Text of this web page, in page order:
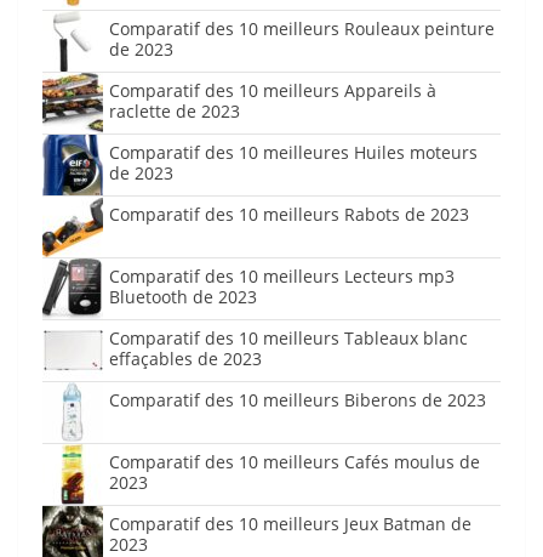
Comparatif des 10 meilleurs Rouleaux peinture
de 2023
Comparatif des 10 meilleurs Appareils à
raclette de 2023
Comparatif des 10 meilleures Huiles moteurs
de 2023
Comparatif des 10 meilleurs Rabots de 2023
Comparatif des 10 meilleurs Lecteurs mp3
Bluetooth de 2023
Comparatif des 10 meilleurs Tableaux blanc
effaçables de 2023
Comparatif des 10 meilleurs Biberons de 2023
Comparatif des 10 meilleurs Cafés moulus de
2023
Comparatif des 10 meilleurs Jeux Batman de
2023